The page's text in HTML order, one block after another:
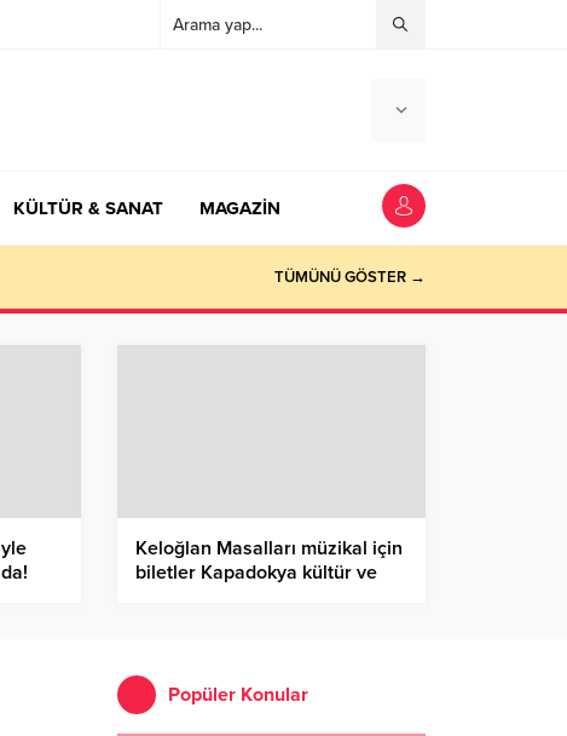
KÜLTÜR & SANAT MAGAZİN
TÜMÜNÜ GÖSTER →
Keloğlan Masalları müzikal için
biletler Kapadokya kültür ve
Popüler Konular